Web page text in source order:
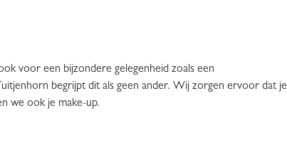
voor een bijzondere gelegenheid zoals een
begrijpt dit als geen ander. Wij zorgen ervoor dat je
we ook je make-up.